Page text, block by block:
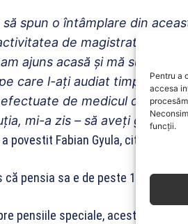
Pentru a
accesa
funcții.
să spun o întâmplare din
de magistrat.
ajuns acasă şi mă sună pe
care l-aţi audiat timp de
de medicul de la
mi-a zis – să aveţi grijă de
a povestit Fabian Gyula, citat de B1TV.
că pensia sa e de peste 10.000 de
pensiile speciale, acesta a spus